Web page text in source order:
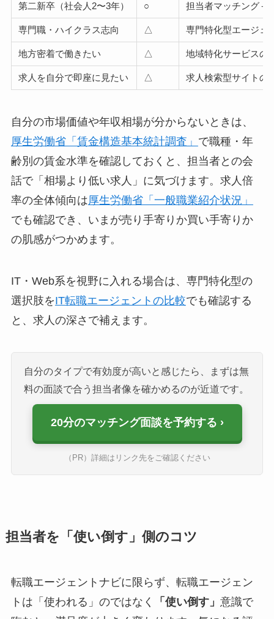
第二新卒（社会人2〜3年） ○ 担当者マッチング＋
専門職・ハイクラス志向 △ 専門特化型エージェ
地方密着で働きたい △ 地域特化サービスの
求人を自分で即座に見たい △ 求人検索型サイトの
自分の市場価値や年収相場が分からないときは、
厚生労働省「賃金構造基本統計調査」 で職種・年
齢別の賃金水準を確認しておくと、担当者との会
話で「相場より低い求人」に気づけます。求人倍
率の全体傾向は厚生労働省「一般職業紹介状況」
でも確認でき、いまが売り手寄りか買い手寄りか
の肌感がつかめます。
IT・Web系を視野に入れる場合は、専門特化型の
選択肢をIT転職エージェントの比較でも確認する
と、求人の深さで補えます。
自分のタイプで有効度が高いと感じたら、まずは無
料の面談で合う担当者像を確かめるのが近道です。
20分のマッチング面談を予約する
（PR）詳細はリンク先をご確認ください
担当者を「使い倒す」側のコツ
転職エージェントナビに限らず、転職エージェン
トは「使われる」のではなく
「使い倒す」 意識で